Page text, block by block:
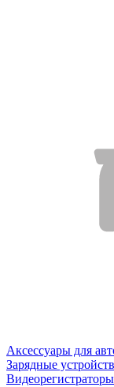
Аксессуары для
Зарядные